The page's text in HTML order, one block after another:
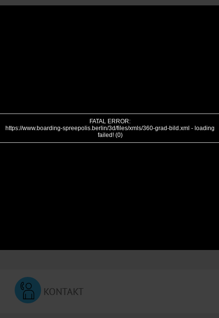
FATAL ERROR:
https://www.boarding-spreepolis.berlin/3d/files/xmls/360-grad-bild.xml - loading
failed! (0)
KONTAKT